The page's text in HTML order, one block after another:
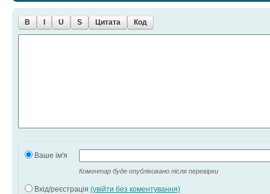
B U S Цитата Код
Ваше ім'я
Коментар буде опубліковано після перевірки
Вхід/реєстрація (увійти без коментування)